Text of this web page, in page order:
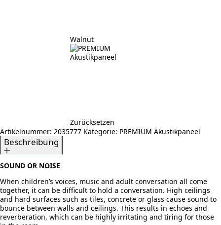
Walnut
Zurücksetzen
Artikelnummer: 2035777 Kategorie: PREMIUM Akustikpaneel
Beschreibung
SOUND OR NOISE
When children’s voices, music and adult conversation all come
together, it can be difficult to hold a conversation. High ceilings
and hard surfaces such as tiles, concrete or glass cause sound to
bounce between walls and ceilings. This results in echoes and
reverberation, which can be highly irritating and tiring for those